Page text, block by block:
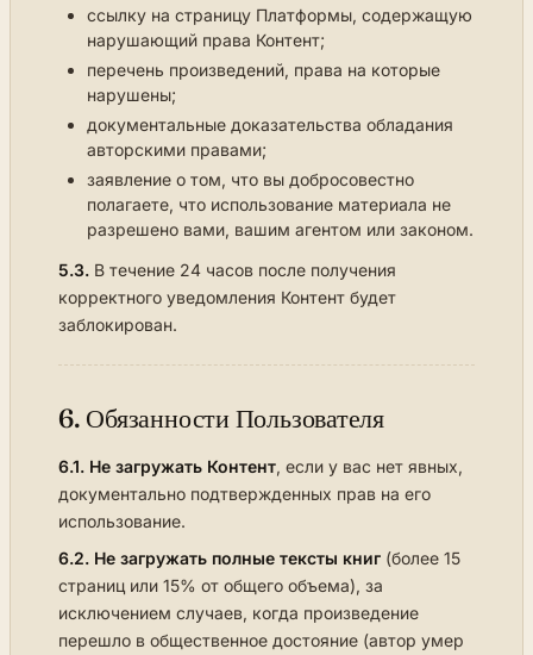
ссылку на страницу Платформы, содержащую
нарушающий права Контент;
перечень произведений, права на которые
нарушены;
документальные доказательства обладания
авторскими правами;
заявление о том, что вы добросовестно
полагаете, что использование материала не
разрешено вами, вашим агентом или законом.
5.3. В течение 24 часов после получения
корректного уведомления Контент будет
заблокирован.
6. Обязанности Пользователя
6.1. Не загружать Контент, если у вас нет явных,
документально подтвержденных прав на его
использование.
6.2. Не загружать полные тексты книг (более 15
страниц или 15% от общего объема), за
исключением случаев, когда произведение
перешло в общественное достояние (автор умер